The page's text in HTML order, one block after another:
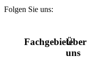
Folgen Sie uns:
FachgebieteÜber
uns